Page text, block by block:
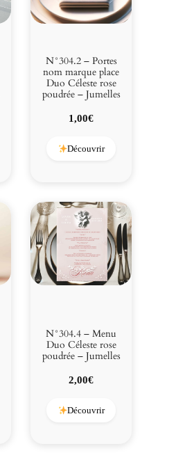
N°304.2 – Portes
nom marque place
Duo Céleste rose
poudrée – Jumelles
1,00€
Découvrir
N°304.4 – Menu
Duo Céleste rose
poudrée – Jumelles
2,00€
Découvrir